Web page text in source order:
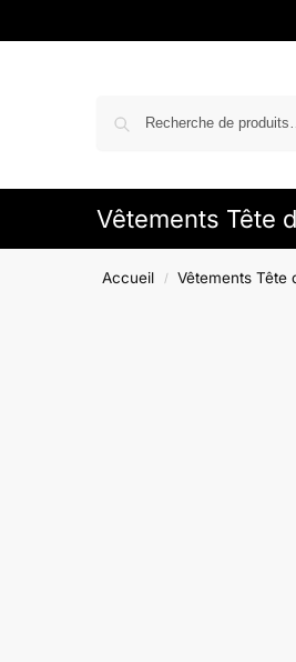
Vêtements Tête
Accueil / Vêtements Tête